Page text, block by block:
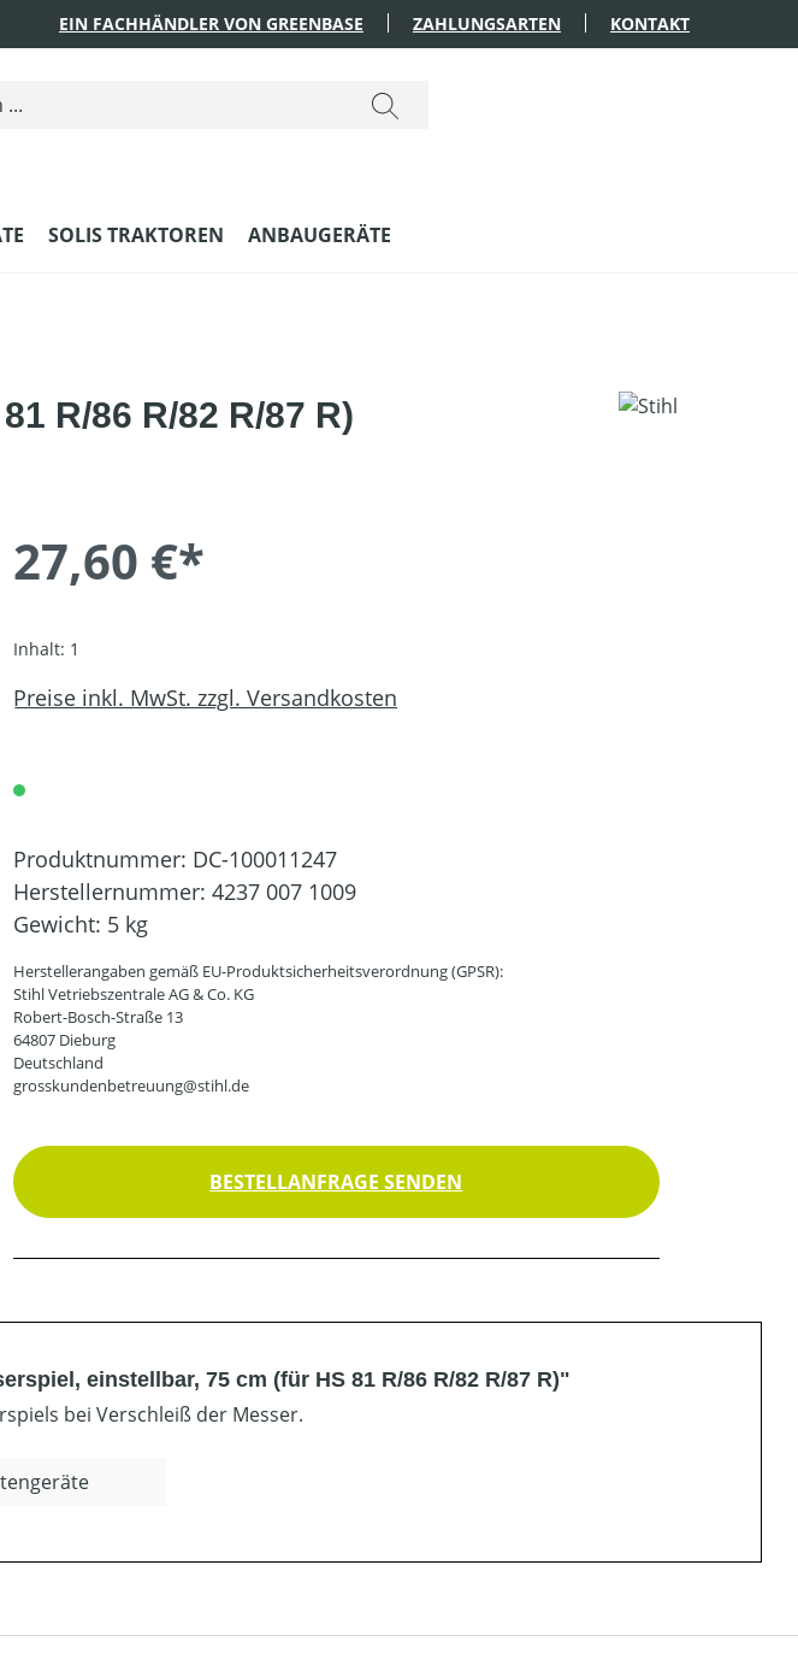
EIN FACHHÄNDLER VON GREENBASE ZAHLUNGSARTEN KONTAKT
SOLIS TRAKTOREN ANBAUGERÄTE
R/86 R/82 R/87 R)
27,60 €*
Inhalt: 1
Preise inkl. MwSt. zzgl. Versandkosten
Produktnummer: DC-100011247
Herstellernummer: 4237 007 1009
Gewicht: 5 kg
Herstellerangaben gemäß EU-Produktsicherheitsverordnung (GPSR):
Stihl Vetriebszentrale AG & Co. KG
Robert-Bosch-Straße 13
64807 Dieburg
Deutschland
grosskundenbetreuung@stihl.de
BESTELLANFRAGE SENDEN
einstellbar, 75 cm (für HS 81 R/86 R/82 R/87 R)"
bei Verschleiß der Messer.